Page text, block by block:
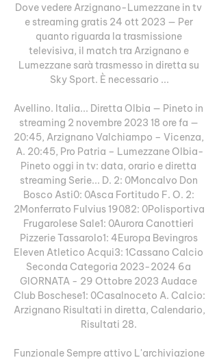
Dove vedere Arzignano-Lumezzane in tv
e streaming gratis 24 ott 2023 — Per
quanto riguarda la trasmissione
televisiva, il match tra Arzignano e
Lumezzane sarà trasmesso in diretta su
Sky Sport. È necessario ...
Avellino. Italia... Diretta Olbia — Pineto in
streaming 2 novembre 2023 18 ore fa —
20:45, Arzignano Valchiampo – Vicenza,
A. 20:45, Pro Patria – Lumezzane Olbia-
Pineto oggi in tv: data, orario e diretta
streaming Serie... D. 2: 0Moncalvo Don
Bosco Asti0: 0Asca Fortitudo F. O. 2:
2Monferrato Fulvius 19082: 0Polisportiva
Frugarolese Sale1: 0Aurora Canottieri
Pizzerie Tassarolo1: 4Europa Bevingros
Eleven Atletico Acqui3: 1Cassano Calcio
Seconda Categoria 2023-2024 6a
GIORNATA - 29 Ottobre 2023 Audace
Club Boschese1: 0Casalnoceto A. Calcio:
Arzignano Risultati in diretta, Calendario,
Risultati 28.
Funzionale Sempre attivo L'archiviazione